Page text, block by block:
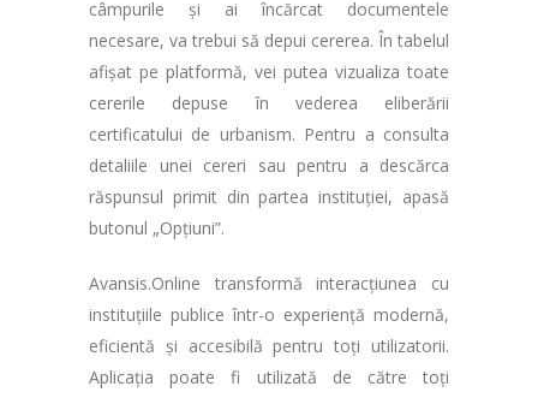
câmpurile și ai încărcat documentele
necesare, va trebui să depui cererea. În tabelul
afișat pe platformă, vei putea vizualiza toate
cererile depuse în vederea eliberării
certificatului de urbanism. Pentru a consulta
detaliile unei cereri sau pentru a descărca
răspunsul primit din partea instituției, apasă
butonul „Opțiuni”.
Avansis.Online transformă interacțiunea cu
instituțiile publice într-o experiență modernă,
eficientă și accesibilă pentru toți utilizatorii.
Aplicația poate fi utilizată de către toți